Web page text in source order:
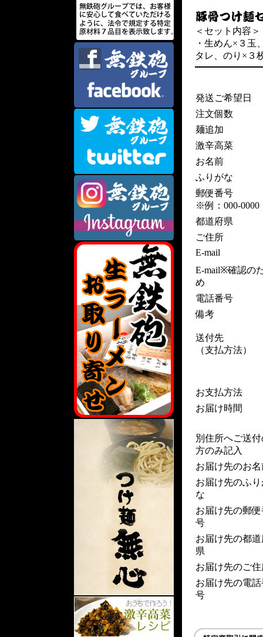
＜セット内容＞
・生めん×３玉
タレ、のり×３
発送ご希望日
注文個数
麺追加
激辛高菜
お名前
ふりがな
郵便番号
※例：000-0000
都道府県
ご住所
E-mail
E-mail※確認の
め
電話番号
備考
送付先
（支払方法）
お支払方法
お届け時間
別住所へご送
方のみ記入
お届け先のお名
お届け先のふり
な
お届け先の郵便
号
お届け先の都道
県
お届け先のご住
お届け先の電話
号